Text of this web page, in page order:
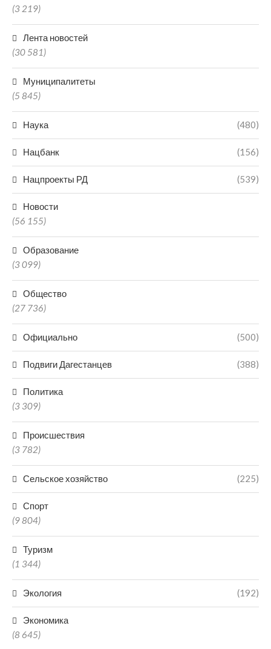
(3 219)
Лента новостей
(30 581)
Муниципалитеты
(5 845)
Наука (480)
Нацбанк (156)
Нацпроекты РД (539)
Новости
(56 155)
Образование
(3 099)
Общество
(27 736)
Официально (500)
Подвиги Дагестанцев (388)
Политика
(3 309)
Происшествия
(3 782)
Сельское хозяйство (225)
Спорт
(9 804)
Туризм
(1 344)
Экология (192)
Экономика
(8 645)